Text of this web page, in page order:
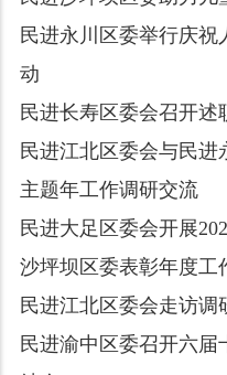
民进永川区委举行庆祝
动
民进长寿区委会召开述
民进江北区委会与民
主题年工作调研交流
民进大足区委会开展
沙坪坝区委表彰年度工
民进江北区委会走访调
民进渝中区委召开六